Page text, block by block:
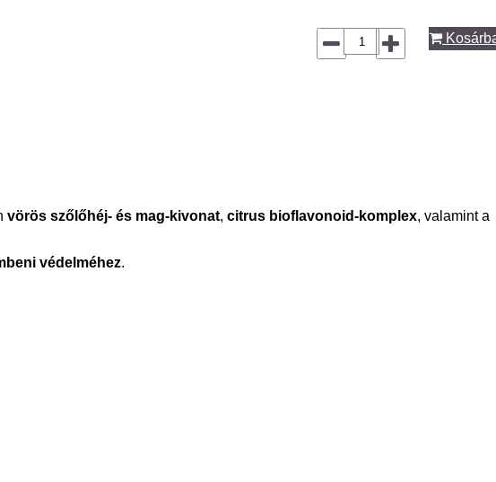
vörös szőlőhéj- és mag-kivonat, citrus bioflavonoid-komplex, valamint a
védelméhez.